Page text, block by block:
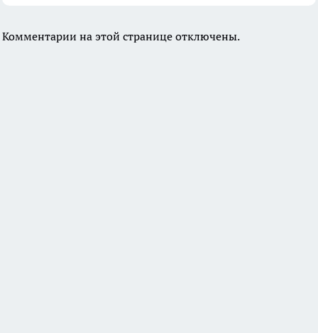
Комментарии на этой странице отключены.